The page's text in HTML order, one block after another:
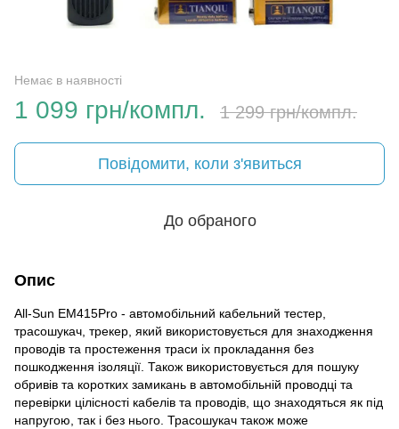
Немає в наявності
1 099 грн/компл. 1 299 грн/компл.
Повідомити, коли з'явиться
До обраного
Опис
All-Sun EM415Pro - автомобільний кабельний тестер,
трасошукач, трекер, який використовується для знаходження
проводів та простеження траси іх прокладання без
пошкодження ізоляції. Також використовується для пошуку
обривів та коротких замикань в автомобільній проводці та
перевірки цілісності кабелів та проводів, що знаходяться як під
напругою, так і без нього. Трасошукач також може